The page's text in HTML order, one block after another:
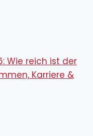
Wie reich ist der
Karriere &